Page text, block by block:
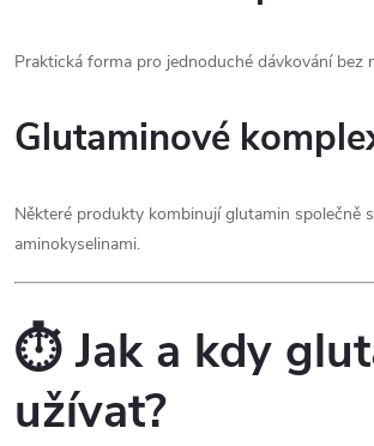
Praktická forma pro jednoduché dávkování bez
Glutaminové
Některé produkty kombinují glutamin společně
aminokyselinami.
⏱️ Jak a kdy
užívat?